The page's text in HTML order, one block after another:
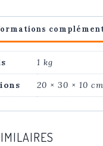
1 kg
20 × 30 × 10 cm